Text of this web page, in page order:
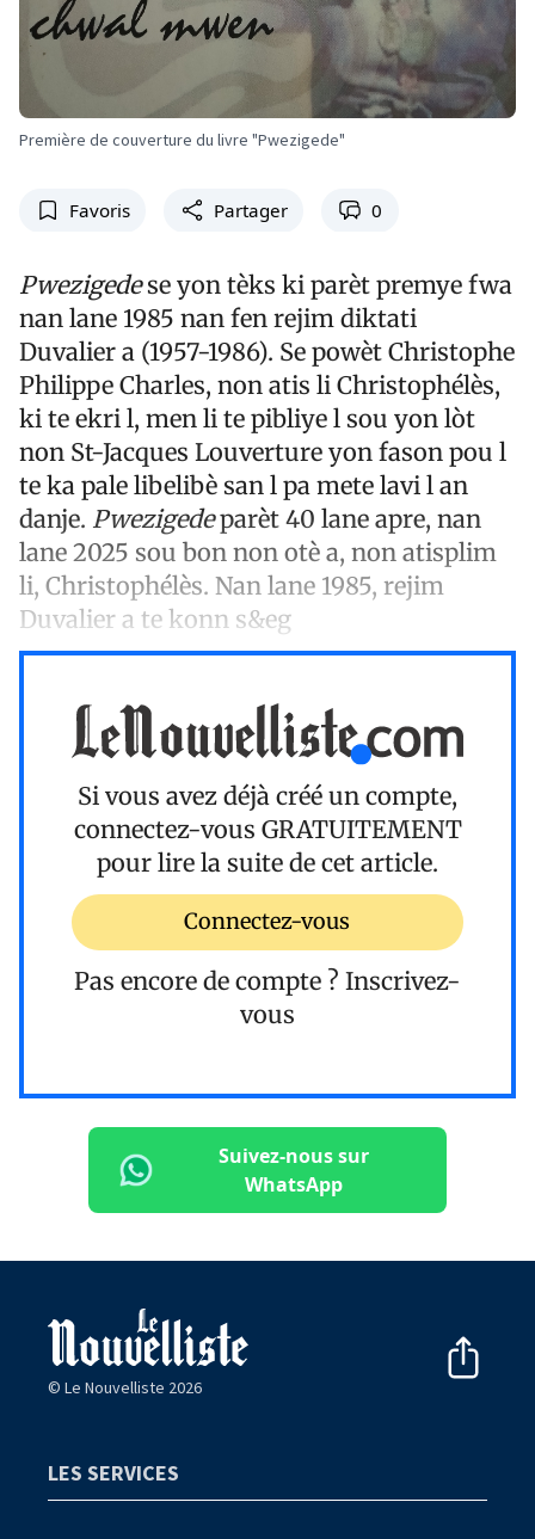
Première de couverture du livre "Pwezigede"
Favoris Partager 0
Pwezigedese yon tèks ki parèt premye fwa
nan lane 1985 nan fen rejim diktati
Duvalier a (1957-1986). Se powèt Christophe
Philippe Charles, non atis li Christophélès,
ki te ekri l, men li te pibliye l sou yon lòt
non St-Jacques Louverture yon fason pou l
te ka pale libelibè san l pa mete lavi l an
danje. Pwezigedeparèt 40 lane apre, nan
lane 2025 sou bon non otè a, non atisplim
li, Christophélès. Nan lane 1985, rejim
Duvalier a te konn s&eg
Si vous avez déjà créé un compte,
connectez-vous GRATUITEMENT
pour lire la suite de cet article.
Connectez-vous
Pas encore de compte ? Inscrivez-
vous
Suivez-nous sur
WhatsApp
© Le Nouvelliste 2026
LES SERVICES